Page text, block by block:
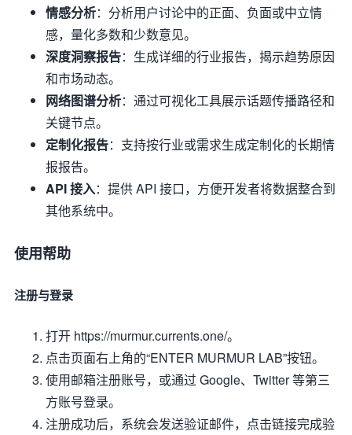
情感分析：分析用户讨论中的正面、负面或中立情
感，量化多数和少数意见。
深度洞察报告：生成详细的行业报告，揭示趋势原因
和市场动态。
网络图谱分析：通过可视化工具展示话题传播路径和
关键节点。
定制化报告：支持按行业或需求生成定制化的长期情
报报告。
API 接入：提供 API 接口，方便开发者将数据整合到
其他系统中。
使用帮助
注册与登录
打开 https://murmur.currents.one/。
点击页面右上角的“ENTER MURMUR LAB”按钮。
使用邮箱注册账号，或通过 Google、Twitter 等第三
方账号登录。
注册成功后，系统会发送验证邮件，点击链接完成验